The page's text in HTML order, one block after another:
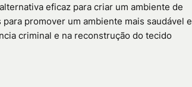
eficaz para criar um ambiente de
promover um ambiente mais saudável e
criminal e na reconstrução do tecido